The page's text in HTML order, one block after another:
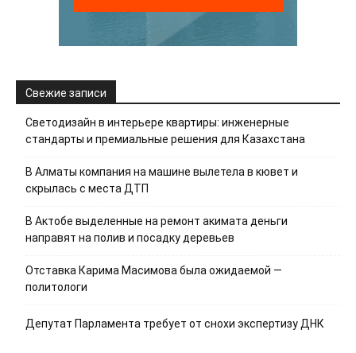
Свежие записи
Светодизайн в интерьере квартиры: инженерные
стандарты и премиальные решения для Казахстана
В Алматы компания на машине вылетела в кювет и
скрылась с места ДТП
В Актобе выделенные на ремонт акимата деньги
направят на полив и посадку деревьев
Отставка Карима Масимова была ожидаемой —
политологи
Депутат Парламента требует от снохи экспертизу ДНК